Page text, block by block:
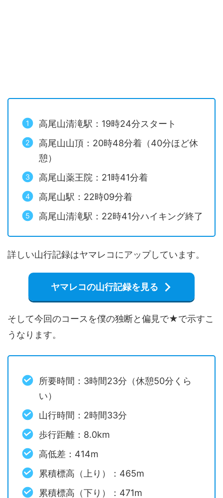
高尾山清滝駅：19時24分スタート
高尾山山頂：20時48分着（40分ほど休
憩）
高尾山薬王院：21時41分着
高尾山駅：22時09分着
高尾山清滝駅：22時41分ハイキング終了
詳しい山行記録はヤマレコにアップしています。
ヤマレコの山行記録を見る
そして今回のコースを僕の独断と偏見で★で示すこ
うなります。
所要時間：3時間23分（休憩50分くら
い）
山行時間：2時間33分
歩行距離：8.0km
高低差：414m
累積標高（上り）：465m
累積標高（下り）：471m